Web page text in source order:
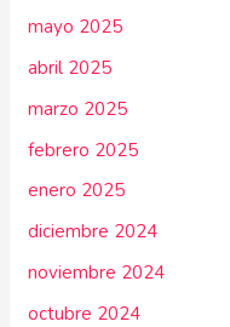
mayo 2025
abril 2025
marzo 2025
febrero 2025
enero 2025
diciembre 2024
noviembre 2024
octubre 2024